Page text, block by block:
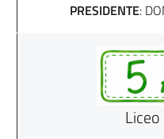
PRESIDENTE: